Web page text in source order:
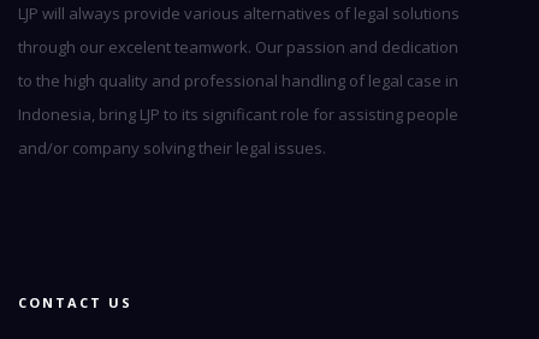
LJP will always provide various alternatives of legal solutions
through our excelent teamwork. Our passion and dedication
to the high quality and professional handling of legal case in
Indonesia, bring LJP to its significant role for assisting people
and/or company solving their legal issues.
CONTACT US